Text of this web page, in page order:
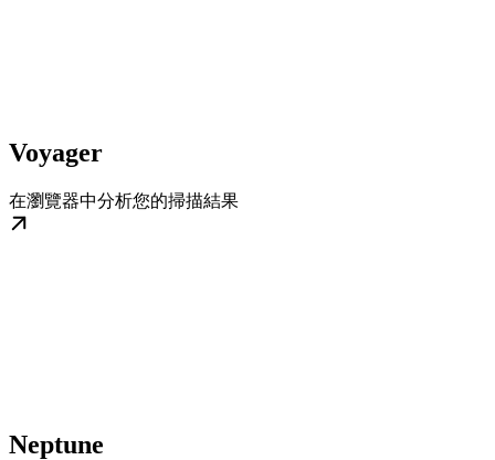
Voyager
在瀏覽器中分析您的掃描結果
Neptune